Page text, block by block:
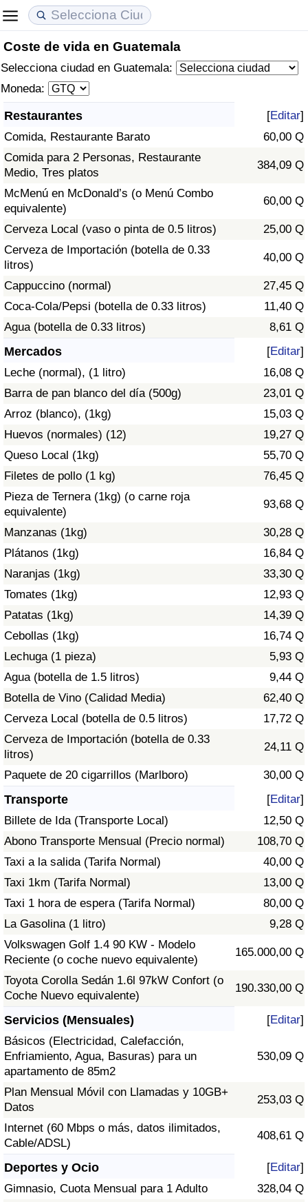
Coste de vida en Guatemala
Selecciona ciudad en Guatemala:
Moneda:
Restaurantes [Editar]
Comida, Restaurante Barato
60,00 Q
Comida para 2 Personas, Restaurante
Medio, Tres platos
384,09 Q
McMenú en McDonald’s (o Menú Combo
equivalente)
60,00 Q
Cerveza Local (vaso o pinta de 0.5 litros)
25,00 Q
Cerveza de Importación (botella de 0.33
litros)
40,00 Q
Cappuccino (normal)
27,45 Q
Coca-Cola/Pepsi (botella de 0.33 litros)
11,40 Q
Agua (botella de 0.33 litros)
8,61 Q
Mercados [Editar]
Leche (normal), (1 litro)
16,08 Q
Barra de pan blanco del día (500g)
23,01 Q
Arroz (blanco), (1kg)
15,03 Q
Huevos (normales) (12)
19,27 Q
Queso Local (1kg)
55,70 Q
Filetes de pollo (1 kg)
76,45 Q
Pieza de Ternera (1kg) (o carne roja
equivalente)
93,68 Q
Manzanas (1kg)
30,28 Q
Plátanos (1kg)
16,84 Q
Naranjas (1kg)
33,30 Q
Tomates (1kg)
12,93 Q
Patatas (1kg)
14,39 Q
Cebollas (1kg)
16,74 Q
Lechuga (1 pieza)
5,93 Q
Agua (botella de 1.5 litros)
9,44 Q
Botella de Vino (Calidad Media)
62,40 Q
Cerveza Local (botella de 0.5 litros)
17,72 Q
Cerveza de Importación (botella de 0.33
litros)
24,11 Q
Paquete de 20 cigarrillos (Marlboro) 30,00 Q
Transporte [Editar]
Billete de Ida (Transporte Local)
12,50 Q
Abono Transporte Mensual (Precio normal)
108,70 Q
Taxi a la salida (Tarifa Normal)
40,00 Q
Taxi 1km (Tarifa Normal)
13,00 Q
Taxi 1 hora de espera (Tarifa Normal)
80,00 Q
La Gasolina (1 litro)
9,28 Q
Volkswagen Golf 1.4 90 KW - Modelo
Reciente (o coche nuevo equivalente)
165.000,00 Q
Toyota Corolla Sedán 1.6l 97kW Confort (o
Coche Nuevo equivalente)
190.330,00 Q
Servicios (Mensuales) [Editar]
Básicos (Electricidad, Calefacción,
Enfriamiento, Agua, Basuras) para un
apartamento de 85m2
530,09 Q
Plan Mensual Móvil con Llamadas y 10GB+
Datos
253,03 Q
Internet (60 Mbps o más, datos ilimitados,
Cable/ADSL)
408,61 Q
Deportes y Ocio [Editar]
Gimnasio, Cuota Mensual para 1 Adulto
328,04 Q
Coste de vida
Índice de Costo de Vida (Actual)
Índice de Costo de Vida
Índice de costo de vida por país
en aqaba
Precios de las propiedades
Índice de Precios de Inmuebles (Actual)
Índice de Precios de Inmuebles
Índice de Precios de Inmuebles por País
Calidad de Vida
Índice de Calidad de Vida
Índice de Calidad de Vida (Actual)
Índice de calidad de vida por país
Delincuencia
Calificación del Índice de Criminalidad
(Actual)
Índice de Criminalidad
Índice de criminalidad por país
Sanidad
Índice de Sanidad (Actual)
Índice de Sanidad
Índice de Sanidad por País
Contaminación
Índice de Contaminación (Actual)
Índice de contaminación
Índice de Contaminación por País
Tráfico
Índice de Tráfico
Índice de Tráfico (Actual)
Índice de Tráfico por País